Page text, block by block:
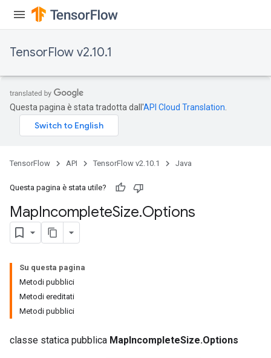
TensorFlow v2.10.1
Questa pagina è stata tradotta dall'API Cloud Translation
TensorFlow API TensorFlow v2.10.1 Java
Questa pagina è stata utile?
MapIncompleteSize.Options
Su questa pagina
Metodi pubblici
Metodi ereditati
Metodi pubblici
classe statica pubblica MapIncompleteSize.Options